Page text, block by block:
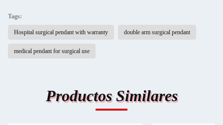
Tags:
Hospital surgical pendant with warranty double arm surgical pendant
medical pendant for surgical use
Productos Similares